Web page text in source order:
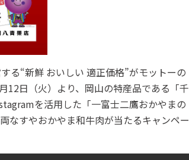
る“新鮮 おいしい 適正価格”がモットーの
12日（火）より、岡山の特産品である「千
を活用した「一富士二鷹おかやまの
なすやおかやま和牛肉が当たるキャンペー